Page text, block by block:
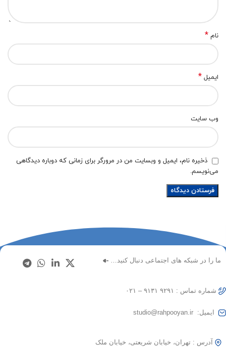
نام *
ایمیل *
وب‌ سایت
ذخیره نام، ایمیل و وبسایت من در مرورگر برای زمانی که دوباره دیدگاهی
می‌نویسم.
ما را در شبکه های اجتماعی دنبال کنید…
شماره تماس : ۹۲۹۱ ۹۱۳۱ – ۰۲۱
ایمیل: studio@rahpooyan.ir
آدرس : تهران، خیابان شریعتی، خیابان ملک